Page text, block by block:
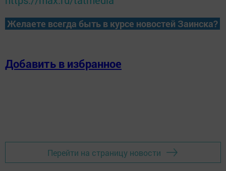
Желаете всегда быть в курсе новостей Заинска?
Добавить в избранное
Перейти на страницу новости